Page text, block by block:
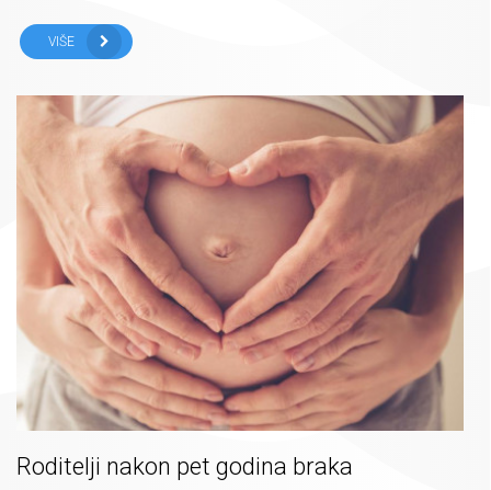
VIŠE
Roditelji nakon pet godina braka